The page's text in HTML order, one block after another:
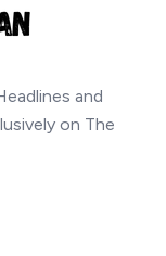
and
on The